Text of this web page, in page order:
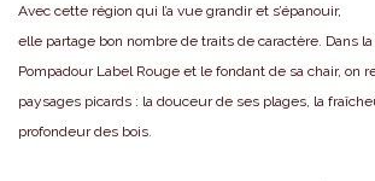
Avec cette région qui l’a vue grandir et s’épanouir,
elle partage bon nombre de traits de caractère. Dans
Pompadour Label Rouge et le fondant de sa chair, on
paysages picards : la douceur de ses plages, la
profondeur des bois.